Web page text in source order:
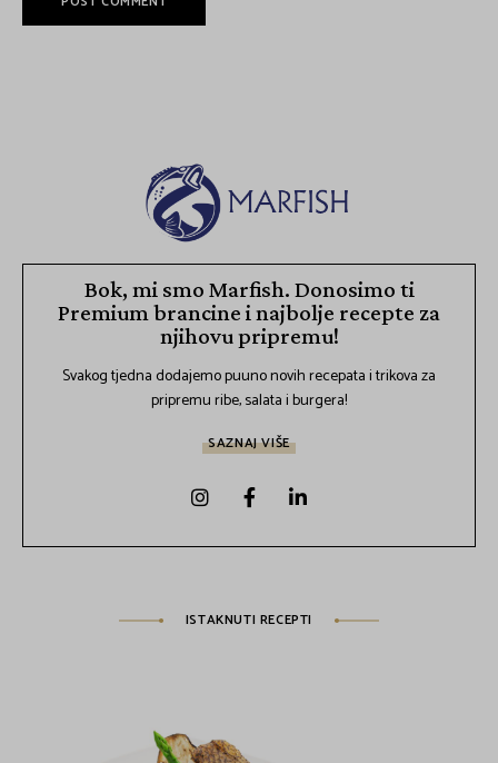
Bok, mi smo Marfish. Donosimo ti
Premium brancine i najbolje recepte za
njihovu pripremu!
Svakog tjedna dodajemo puuno novih recepata i trikova za
pripremu ribe, salata i burgera!
SAZNAJ VIŠE
ISTAKNUTI RECEPTI